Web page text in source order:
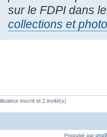
sur le FDPI dans
collections et
inscrit et 2 invité(s)
Propulsé par